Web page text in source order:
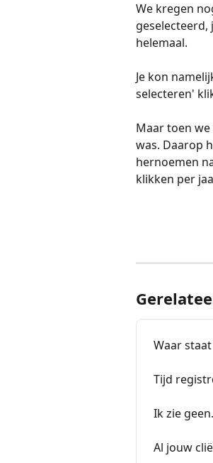
We kregen
helemaal.
Je kon
selecteren'
Maar toen
was. Daarop
hernoemen
klikken per
Waar
Tijd
Ik zie
Al jouw